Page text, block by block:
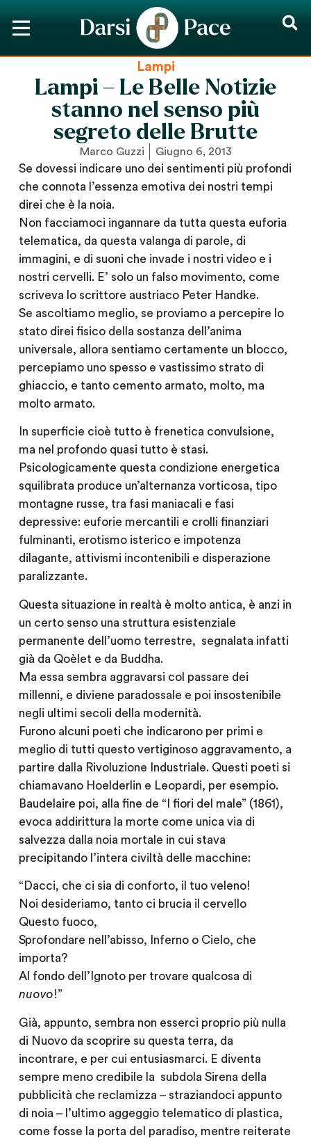
Lampi
Lampi – Le Belle Notizie
stanno nel senso più
segreto delle Brutte
Marco Guzzi Giugno 6, 2013
Se dovessi indicare uno dei sentimenti più profondi
che connota l’essenza emotiva dei nostri tempi
direi che è la noia.
Non facciamoci ingannare da tutta questa euforia
telematica, da questa valanga di parole, di
immagini, e di suoni che invade i nostri video e i
nostri cervelli. E’ solo un falso movimento, come
scriveva lo scrittore austriaco Peter Handke.
Se ascoltiamo meglio, se proviamo a percepire lo
stato direi fisico della sostanza dell’anima
universale, allora sentiamo certamente un blocco,
percepiamo uno spesso e vastissimo strato di
ghiaccio, e tanto cemento armato, molto, ma
molto armato.
In superficie cioè tutto è frenetica convulsione,
ma nel profondo quasi tutto è stasi.
Psicologicamente questa condizione energetica
squilibrata produce un’alternanza vorticosa, tipo
montagne russe, tra fasi maniacali e fasi
depressive: euforie mercantili e crolli finanziari
fulminanti, erotismo isterico e impotenza
dilagante, attivismi incontenibili e disperazione
paralizzante.
Questa situazione in realtà è molto antica, è anzi in
un certo senso una struttura esistenziale
permanente dell’uomo terrestre, segnalata infatti
già da Qoèlet e da Buddha.
Ma essa sembra aggravarsi col passare dei
millenni, e diviene paradossale e poi insostenibile
negli ultimi secoli della modernità.
Furono alcuni poeti che indicarono per primi e
meglio di tutti questo vertiginoso aggravamento, a
partire dalla Rivoluzione Industriale. Questi poeti si
chiamavano Hoelderlin e Leopardi, per esempio.
Baudelaire poi, alla fine de “I fiori del male” (1861),
evoca addirittura la morte come unica via di
salvezza dalla noia mortale in cui stava
precipitando l’intera civiltà delle macchine:
“Dacci, che ci sia di conforto, il tuo veleno!
Noi desideriamo, tanto ci brucia il cervello
Questo fuoco,
Sprofondare nell’abisso, Inferno o Cielo, che
importa?
Al fondo dell’Ignoto per trovare qualcosa di
nuovo!”
Già, appunto, sembra non esserci proprio più nulla
di Nuovo da scoprire su questa terra, da
incontrare, e per cui entusiasmarci. E diventa
sempre meno credibile la subdola Sirena della
pubblicità che reclamizza – straziandoci appunto
di noia – l’ultimo aggeggio telematico di plastica,
come fosse la porta del paradiso, mentre reiterate